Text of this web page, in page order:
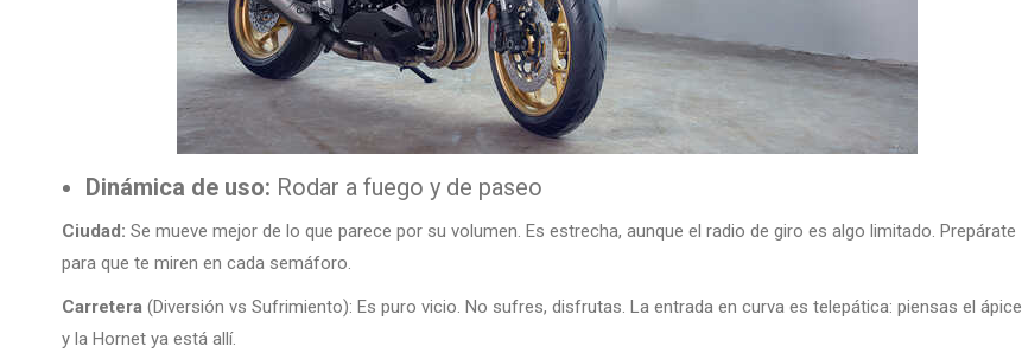
Dinámica de uso: Rodar a fuego y de paseo
Ciudad: Se mueve mejor de lo que parece por su volumen. Es estrecha, aunque el radio de giro es algo limitado. Prepárate
para que te miren en cada semáforo.
Carretera (Diversión vs Sufrimiento): Es puro vicio. No sufres, disfrutas. La entrada en curva es telepática: piensas el ápice
y la Hornet ya está allí.